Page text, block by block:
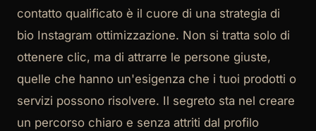
contatto qualificato è il cuore di una strategia di
bio Instagram ottimizzazione. Non si tratta solo di
ottenere clic, ma di attrarre le persone giuste,
quelle che hanno un'esigenza che i tuoi prodotti o
servizi possono risolvere. Il segreto sta nel creare
un percorso chiaro e senza attriti dal profilo